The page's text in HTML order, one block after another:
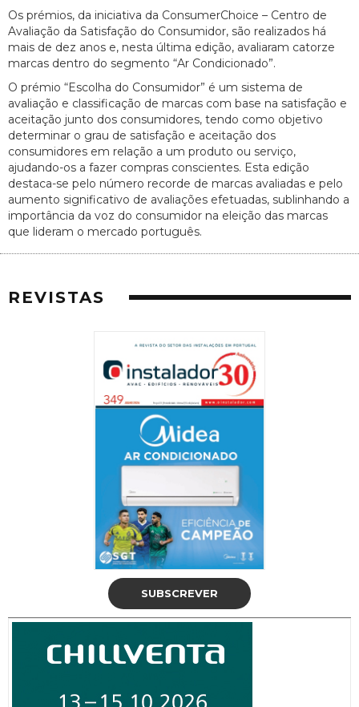
Os prémios, da iniciativa da ConsumerChoice – Centro de
Avaliação da Satisfação do Consumidor, são realizados há
mais de dez anos e, nesta última edição, avaliaram catorze
marcas dentro do segmento “Ar Condicionado”.
O prémio “Escolha do Consumidor” é um sistema de
avaliação e classificação de marcas com base na satisfação e
aceitação junto dos consumidores, tendo como objetivo
determinar o grau de satisfação e aceitação dos
consumidores em relação a um produto ou serviço,
ajudando-os a fazer compras conscientes. Esta edição
destaca-se pelo número recorde de marcas avaliadas e pelo
aumento significativo de avaliações efetuadas, sublinhando a
importância da voz do consumidor na eleição das marcas
que lideram o mercado português.
REVISTAS
SUBSCREVER